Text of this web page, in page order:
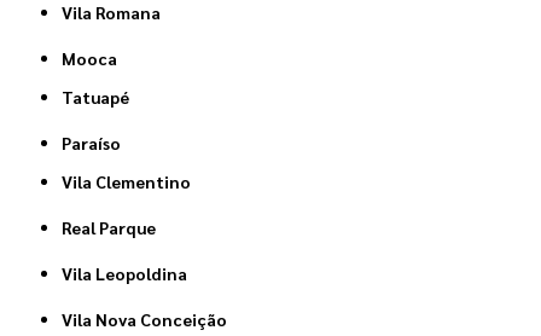
Vila Romana
Mooca
Tatuapé
Paraíso
Vila Clementino
Real Parque
Vila Leopoldina
Vila Nova Conceição